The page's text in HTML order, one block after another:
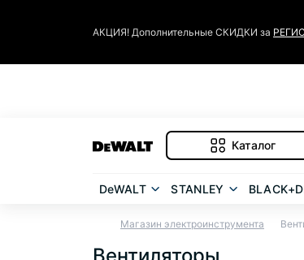
АКЦИЯ! Дополнительные СКИДКИ за
Каталог
DeWALT STANLEY
Магазин электроинструмента